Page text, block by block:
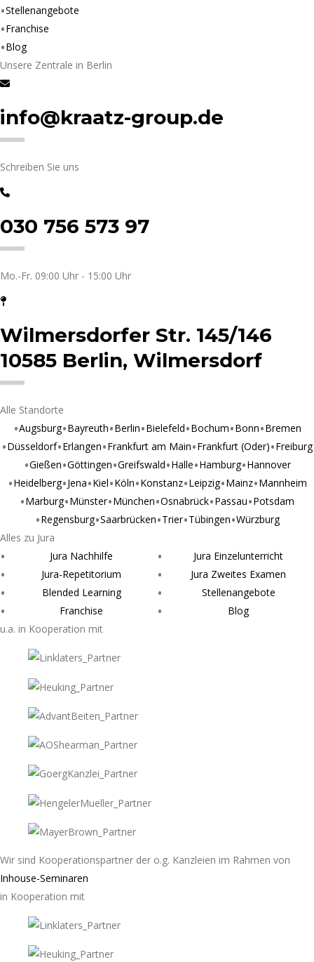
Stellenangebote
Franchise
Blog
Unsere Zentrale in Berlin
info@kraatz-group.de
Schreiben Sie uns
030 756 573 97
Mo.-Fr. 09:00 Uhr - 15:00 Uhr
Wilmersdorfer Str. 145/146
10585 Berlin, Wilmersdorf
Alle Standorte
Augsburg Bayreuth Berlin Bielefeld Bochum Bonn Bremen
Düsseldorf Erlangen Frankfurt am Main Frankfurt (Oder) Freiburg
Gießen Göttingen Greifswald Halle Hamburg Hannover
Heidelberg Jena Kiel Köln Konstanz Leipzig Mainz Mannheim
Marburg Münster München Osnabrück Passau Potsdam
Regensburg Saarbrücken Trier Tübingen Würzburg
Alles zu Jura
Jura Nachhilfe
Jura Einzelunterricht
Jura-Repetitorium
Jura Zweites Examen
Blended Learning
Stellenangebote
Franchise
Blog
u.a. in Kooperation mit
Wir sind Kooperationspartner der o.g. Kanzleien im Rahmen von
Inhouse-Seminaren
in Kooperation mit